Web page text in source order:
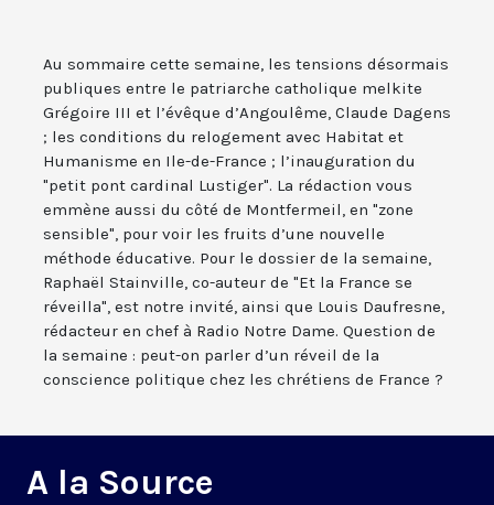
Au sommaire cette semaine, les tensions désormais
publiques entre le patriarche catholique melkite
Grégoire III et l’évêque d’Angoulême, Claude Dagens
; les conditions du relogement avec Habitat et
Humanisme en Ile-de-France ; l’inauguration du
"petit pont cardinal Lustiger". La rédaction vous
emmène aussi du côté de Montfermeil, en "zone
sensible", pour voir les fruits d’une nouvelle
méthode éducative. Pour le dossier de la semaine,
Raphaël Stainville, co-auteur de "Et la France se
réveilla", est notre invité, ainsi que Louis Daufresne,
rédacteur en chef à Radio Notre Dame. Question de
la semaine : peut-on parler d’un réveil de la
conscience politique chez les chrétiens de France ?
A la Source